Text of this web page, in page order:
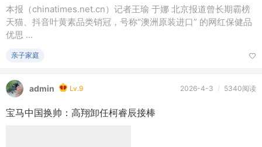
本报（chinatimes.net.cn）记者王瑜 于娜 北京报道曾长期霸榜
天猫、抖音叶黄素品类销冠，号称“澳洲原装进口” 的网红保健品
优思 ...
亲子家庭
admin Lv.9 2026-4-3 / 5340阅读
宝马中国换帅：高翔卸任柯睿辰接棒